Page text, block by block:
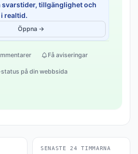
svarstider, tillgänglighet och
realtid.
Öppna →
Få aviseringar
på din webbsida
SENASTE 24 TIMMARNA